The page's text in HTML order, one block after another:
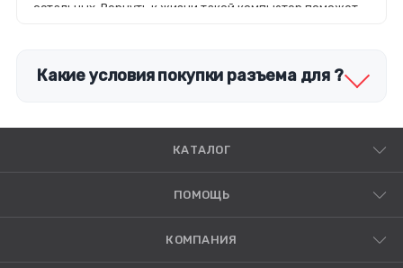
остальных. Вернуть к жизни такой компьютер поможет
Какие условия покупки разъема для ?
КАТАЛОГ
ПОМОЩЬ
КОМПАНИЯ